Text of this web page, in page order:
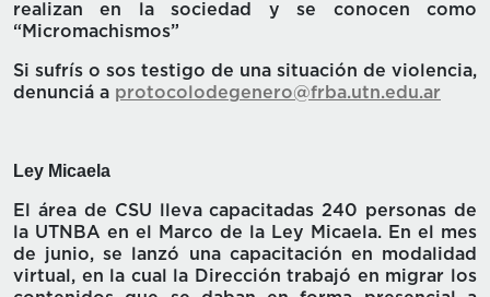
realizan en la sociedad y se conocen como
“Micromachismos”
Si sufrís o sos testigo de una situación de violencia,
denunciá a protocolodegenero@frba.utn.edu.ar
Ley Micaela
El área de CSU lleva capacitadas 240 personas de
la UTNBA en el Marco de la Ley Micaela. En el mes
de junio, se lanzó una capacitación en modalidad
virtual, en la cual la Dirección trabajó en migrar los